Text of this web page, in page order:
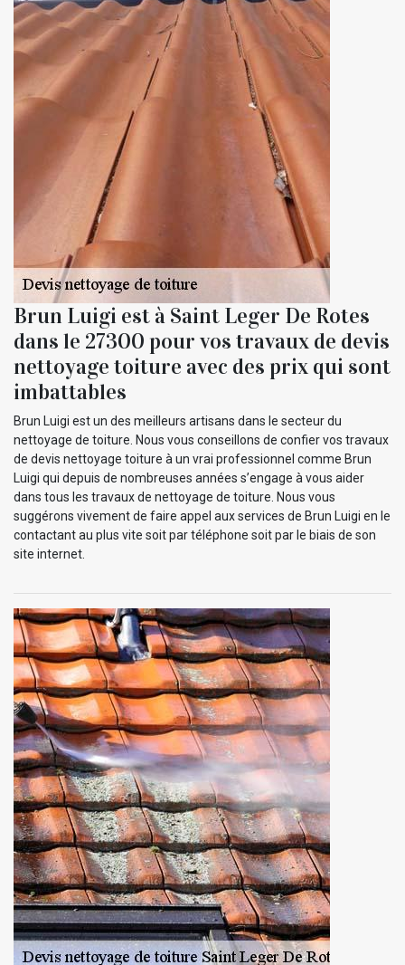
Brun Luigi est à Saint Leger De Rotes
dans le 27300 pour vos travaux de devis
nettoyage toiture avec des prix qui sont
imbattables
Brun Luigi est un des meilleurs artisans dans le secteur du
nettoyage de toiture. Nous vous conseillons de confier vos travaux
de devis nettoyage toiture à un vrai professionnel comme Brun
Luigi qui depuis de nombreuses années s’engage à vous aider
dans tous les travaux de nettoyage de toiture. Nous vous
suggérons vivement de faire appel aux services de Brun Luigi en le
contactant au plus vite soit par téléphone soit par le biais de son
site internet.